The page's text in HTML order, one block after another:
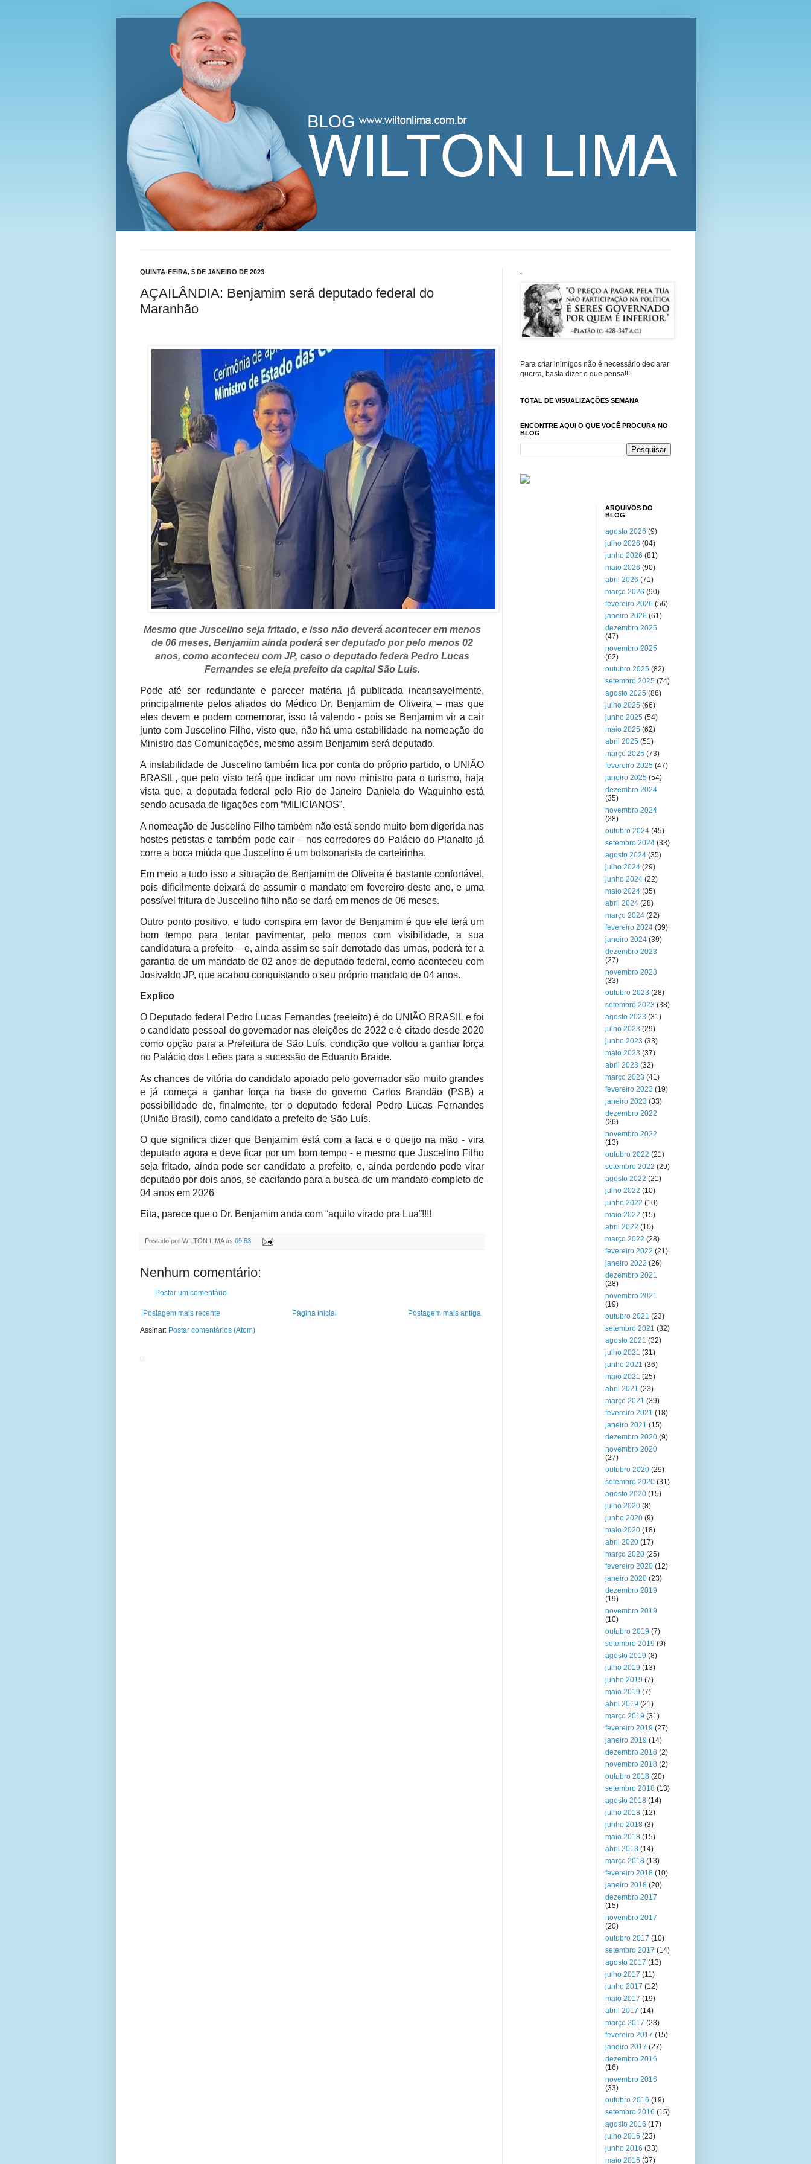
Blog Wilton Lima
QUINTA-FEIRA, 5 DE JANEIRO DE 2023
AÇAILÂNDIA: Benjamim será deputado federal do
Maranhão
Mesmo que Juscelino seja fritado, e isso não deverá acontecer em menos
de 06 meses, Benjamim ainda poderá ser deputado por pelo menos 02
anos, como aconteceu com JP, caso o deputado federa Pedro Lucas
Fernandes se eleja prefeito da capital São Luis.
Pode até ser redundante e parecer matéria já publicada incansavelmente,
principalmente pelos aliados do Médico Dr. Benjamim de Oliveira – mas que
eles devem e podem comemorar, isso tá valendo - pois se Benjamim vir a cair
junto com Juscelino Filho, visto que, não há uma estabilidade na nomeação do
Ministro das Comunicações, mesmo assim Benjamim será deputado.
A instabilidade de Juscelino também fica por conta do próprio partido, o UNIÃO
BRASIL, que pelo visto terá que indicar um novo ministro para o turismo, haja
vista que, a deputada federal pelo Rio de Janeiro Daniela do Waguinho está
sendo acusada de ligações com “MILICIANOS”.
A nomeação de Juscelino Filho também não está sendo muito bem digerida nas
hostes petistas e também pode cair – nos corredores do Palácio do Planalto já
corre a boca miúda que Juscelino é um bolsonarista de carteirinha.
Em meio a tudo isso a situação de Benjamim de Oliveira é bastante confortável,
pois dificilmente deixará de assumir o mandato em fevereiro deste ano, e uma
possível fritura de Juscelino filho não se dará em menos de 06 meses.
Outro ponto positivo, e tudo conspira em favor de Benjamim é que ele terá um
bom tempo para tentar pavimentar, pelo menos com visibilidade, a sua
candidatura a prefeito – e, ainda assim se sair derrotado das urnas, poderá ter a
garantia de um mandato de 02 anos de deputado federal, como aconteceu com
Josivaldo JP, que acabou conquistando o seu próprio mandato de 04 anos.
Explico
O Deputado federal Pedro Lucas Fernandes (reeleito) é do UNIÃO BRASIL e foi
o candidato pessoal do governador nas eleições de 2022 e é citado desde 2020
como opção para a Prefeitura de São Luís, condição que voltou a ganhar força
no Palácio dos Leões para a sucessão de Eduardo Braide.
As chances de vitória do candidato apoiado pelo governador são muito grandes
e já começa a ganhar força na base do governo Carlos Brandão (PSB) a
possibilidade de, finalmente, ter o deputado federal Pedro Lucas Fernandes
(União Brasil), como candidato a prefeito de São Luís.
O que significa dizer que Benjamim está com a faca e o queijo na mão - vira
deputado agora e deve ficar por um bom tempo - e mesmo que Juscelino Filho
seja fritado, ainda pode ser candidato a prefeito, e, ainda perdendo pode virar
deputado por dois anos, se cacifando para a busca de um mandato completo de
04 anos em 2026
Eita, parece que o Dr. Benjamim anda com “aquilo virado pra Lua”!!!!
Postado por WILTON LIMA às 09:53
Nenhum comentário:
Postar um comentário
Postagem mais recente Postagem mais antiga
Página inicial
Assinar: Postar comentários (Atom)
.
Para criar inimigos não é necessário declarar
guerra, basta dizer o que pensa!!!
TOTAL DE VISUALIZAÇÕES SEMANA
ENCONTRE AQUI O QUE VOCÊ PROCURA NO
BLOG
ARQUIVOS DO
BLOG
agosto 2026 (9)
julho 2026 (84)
junho 2026 (81)
maio 2026 (90)
abril 2026 (71)
março 2026 (90)
fevereiro 2026 (56)
janeiro 2026 (61)
dezembro 2025
(47)
novembro 2025
(62)
outubro 2025 (82)
setembro 2025 (74)
agosto 2025 (86)
julho 2025 (66)
junho 2025 (54)
maio 2025 (62)
abril 2025 (51)
março 2025 (73)
fevereiro 2025 (47)
janeiro 2025 (54)
dezembro 2024
(35)
novembro 2024
(38)
outubro 2024 (45)
setembro 2024 (33)
agosto 2024 (35)
julho 2024 (29)
junho 2024 (22)
maio 2024 (35)
abril 2024 (28)
março 2024 (22)
fevereiro 2024 (39)
janeiro 2024 (39)
dezembro 2023
(27)
novembro 2023
(33)
outubro 2023 (28)
setembro 2023 (38)
agosto 2023 (31)
julho 2023 (29)
junho 2023 (33)
maio 2023 (37)
abril 2023 (32)
março 2023 (41)
fevereiro 2023 (19)
janeiro 2023 (33)
dezembro 2022
(26)
novembro 2022
(13)
outubro 2022 (21)
setembro 2022 (29)
agosto 2022 (21)
julho 2022 (10)
junho 2022 (10)
maio 2022 (15)
abril 2022 (10)
março 2022 (28)
fevereiro 2022 (21)
janeiro 2022 (26)
dezembro 2021
(28)
novembro 2021
(19)
outubro 2021 (23)
setembro 2021 (32)
agosto 2021 (32)
julho 2021 (31)
junho 2021 (36)
maio 2021 (25)
abril 2021 (23)
março 2021 (39)
fevereiro 2021 (18)
janeiro 2021 (15)
dezembro 2020 (9)
novembro 2020
(27)
outubro 2020 (29)
setembro 2020 (31)
agosto 2020 (15)
julho 2020 (8)
junho 2020 (9)
maio 2020 (18)
abril 2020 (17)
março 2020 (25)
fevereiro 2020 (12)
janeiro 2020 (23)
dezembro 2019
(19)
novembro 2019
(10)
outubro 2019 (7)
setembro 2019 (9)
agosto 2019 (8)
julho 2019 (13)
junho 2019 (7)
maio 2019 (7)
abril 2019 (21)
março 2019 (31)
fevereiro 2019 (27)
janeiro 2019 (14)
dezembro 2018 (2)
novembro 2018 (2)
outubro 2018 (20)
setembro 2018 (13)
agosto 2018 (14)
julho 2018 (12)
junho 2018 (3)
maio 2018 (15)
abril 2018 (14)
março 2018 (13)
fevereiro 2018 (10)
janeiro 2018 (20)
dezembro 2017
(15)
novembro 2017
(20)
outubro 2017 (10)
setembro 2017 (14)
agosto 2017 (13)
julho 2017 (11)
junho 2017 (12)
maio 2017 (19)
abril 2017 (14)
março 2017 (28)
fevereiro 2017 (15)
janeiro 2017 (27)
dezembro 2016
(16)
novembro 2016
(33)
outubro 2016 (19)
setembro 2016 (15)
agosto 2016 (17)
julho 2016 (23)
junho 2016 (33)
maio 2016 (37)